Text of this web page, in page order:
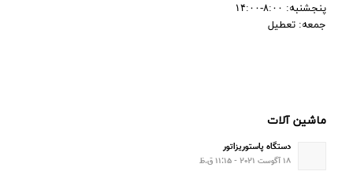
پنجشنبه: ۸:۰۰-۱۴:۰۰
جمعه: تعطیل
ماشین آلات
دستگاه پاستوریزاتور
۱۸ آگوست ۲۰۲۱ - ۱۱:۱۵ ق.ظ